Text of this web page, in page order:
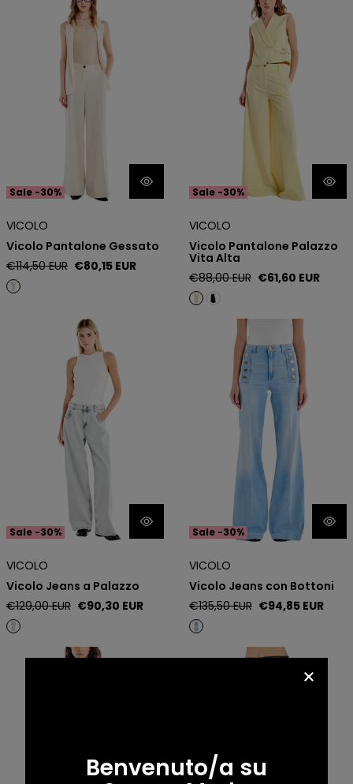
Benvenuto/a su
Sale -30%
VICOLO
Vicolo Pantalone Gessato
Regular
price
€114,50 EUR Sale
€80,15 EUR
Sale -30%
VICOLO
Vicolo Pantalone Palazzo
Vita Alta
Regular
price
€88,00 EUR Sale
€61,60 EUR
Vicolo Jeans a Palazzo
Sale -30%
VICOLO
Vicolo Jeans a Palazzo
Regular
price
€129,00 EUR Sale
€90,30 EUR
Vicolo Jeans con Bottoni
Sale -30%
VICOLO
Vicolo Jeans con Bottoni
Regular
price
€135,50 EUR Sale
€94,85 EUR
Vicolo Jeans a Palazzo Vicolo Pantalone a Zampa